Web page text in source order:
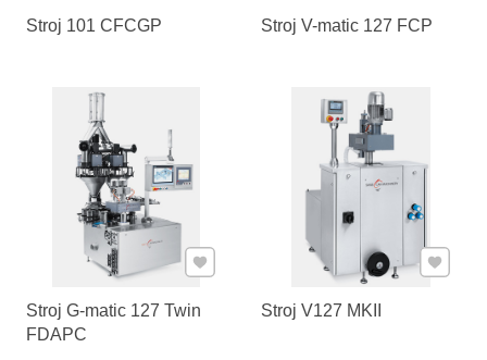
Stroj 101 CFCGP Stroj V-matic 127 FCP
Stroj G-matic 127 Twin
FDAPC
Pridať k Obľúbeným
Stroj V127 MKII
Pridať